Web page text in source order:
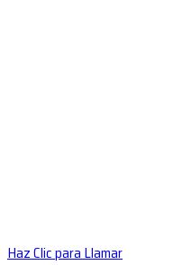
Haz Clic para Llamar